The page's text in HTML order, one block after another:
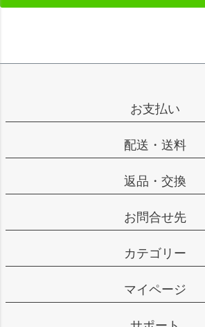
お支払い
配送・送料
返品・交換
お問合せ先
カテゴリー
マイページ